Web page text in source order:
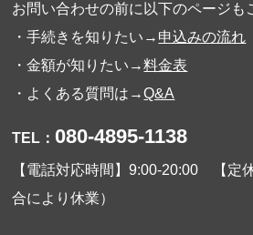
お問い合わせの前に以下のページも
・手続きを知りたい→ 申込みの流れ
・金額が知りたい→料金表
・よくある質問は→Q&A
TEL： 080-4895-1138
【電話対応時間】9:00-20:00 【定
合により休業）